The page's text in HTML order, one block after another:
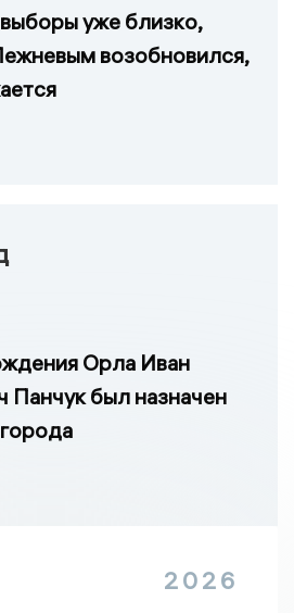
уже близко,
возобновился,
Орла Иван
Панчук был назначен
2026